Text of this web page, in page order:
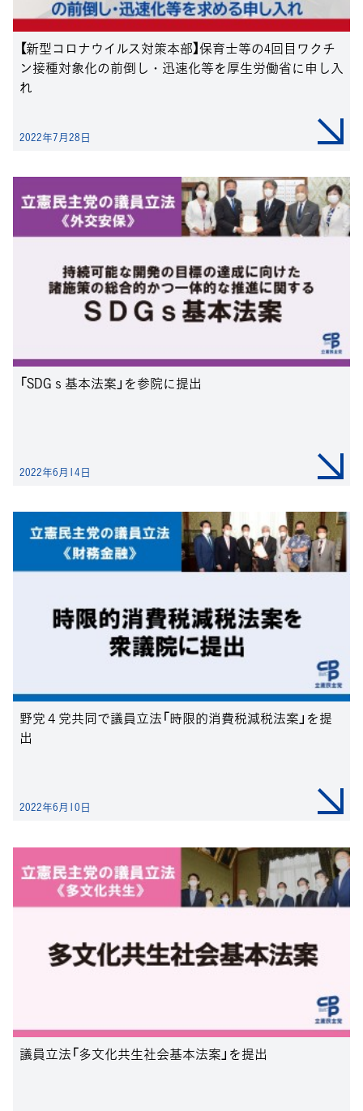
【新型コロナウイルス対策本部】保育士等の4回目ワクチ
ン接種対象化の前倒し・迅速化等を厚生労働省に申し入
れ
2022年7月28日
「SDGｓ基本法案」を参院に提出
2022年6月14日
野党４党共同で議員立法「時限的消費税減税法案」を提
出
2022年6月10日
議員立法「多文化共生社会基本法案」を提出